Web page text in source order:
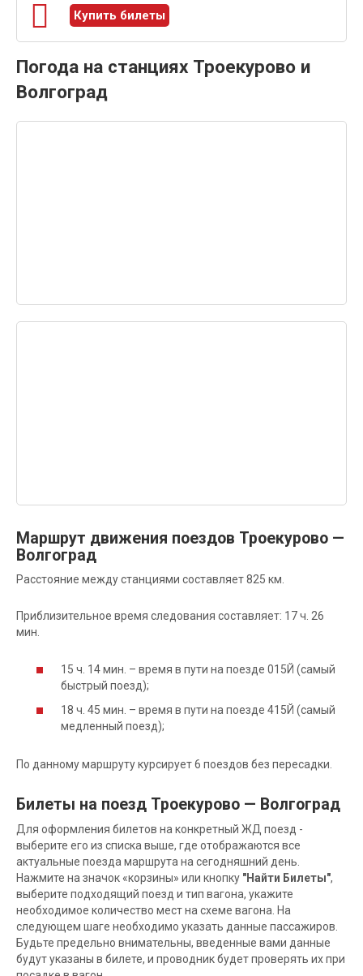
Купить билеты
Погода на станциях Троекурово и
Волгоград
Маршрут движения поездов Троекурово —
Волгоград
Расстояние между станциями составляет 825 км.
Приблизительное время следования составляет: 17 ч. 26
мин.
15 ч. 14 мин. – время в пути на поезде 015Й (самый
быстрый поезд);
18 ч. 45 мин. – время в пути на поезде 415Й (самый
медленный поезд);
По данному маршруту курсирует 6 поездов без пересадки.
Билеты на поезд Троекурово — Волгоград
Для оформления билетов на конкретный ЖД поезд -
выберите его из списка выше, где отображаются все
актуальные поезда маршрута на сегодняшний день.
Нажмите на значок «корзины» или кнопку "Найти Билеты",
выберите подходящий поезд и тип вагона, укажите
необходимое количество мест на схеме вагона. На
следующем шаге необходимо указать данные пассажиров.
Будьте предельно внимательны, введенные вами данные
будут указаны в билете, и проводник будет проверять их при